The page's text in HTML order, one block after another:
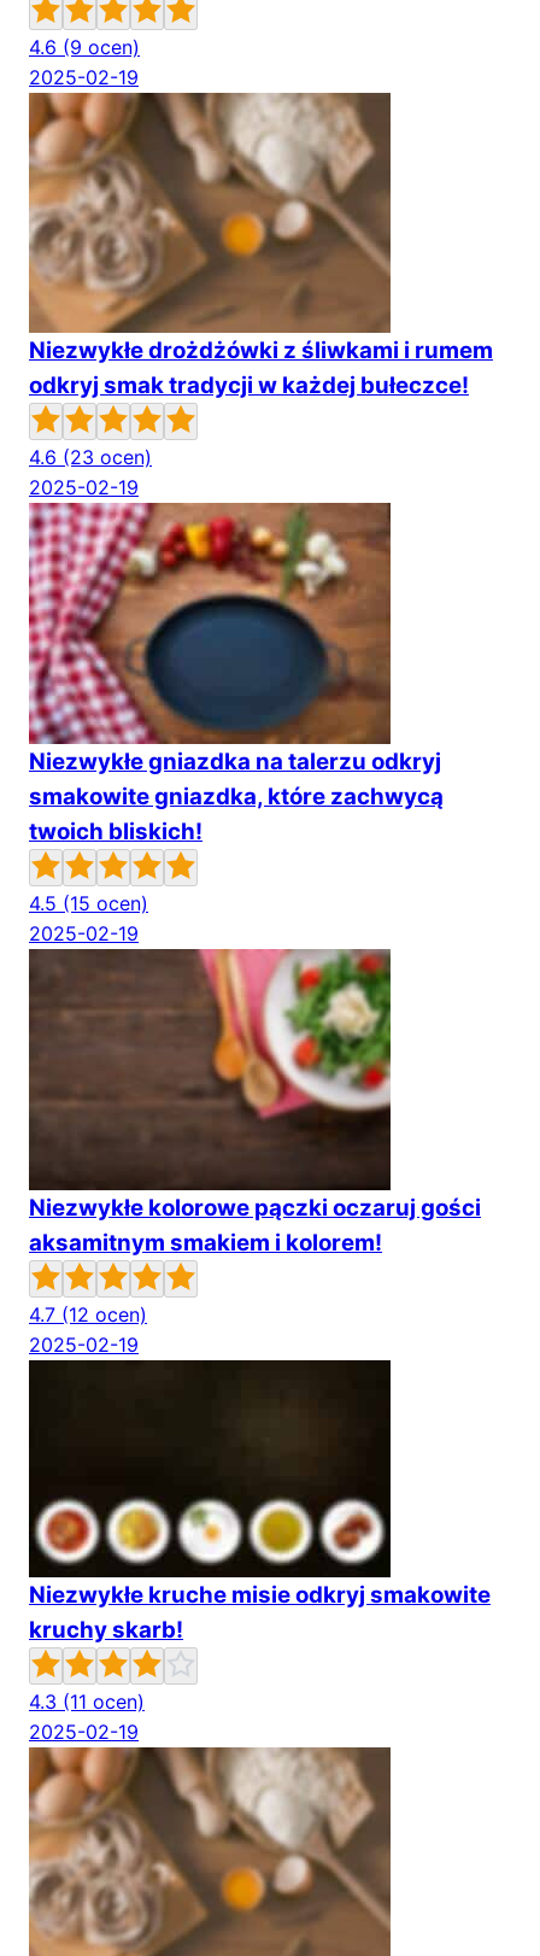
4.6 (9 ocen)
2025-02-19
Niezwykłe drożdżówki z śliwkami i rumem
odkryj smak tradycji w każdej bułeczce!
4.6 (23 ocen)
2025-02-19
Niezwykłe gniazdka na talerzu odkryj
smakowite gniazdka, które zachwycą
twoich bliskich!
4.5 (15 ocen)
2025-02-19
Niezwykłe kolorowe pączki oczaruj gości
aksamitnym smakiem i kolorem!
4.7 (12 ocen)
2025-02-19
Niezwykłe kruche misie odkryj smakowite
kruchy skarb!
4.3 (11 ocen)
2025-02-19